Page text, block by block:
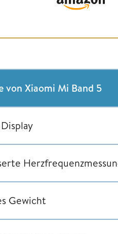
von Xiaomi Mi Band 5
Gewicht